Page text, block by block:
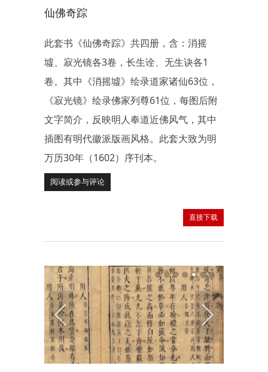
仙佛奇踪
此套书《仙佛奇踪》共四册，含：消摇
墟、寂光镜各3卷，长生诠、无生诀各1
卷。其中《消摇墟》绘录道家诸仙63位，
《寂光镜》绘录佛家列尊61位，每图后附
文字简介，反映明人奉道近佛风气，其中
插图有明代徽派版画风格。此套大致为明
万历30年（1602）序刊本。
阅读或参与评论
直接下载